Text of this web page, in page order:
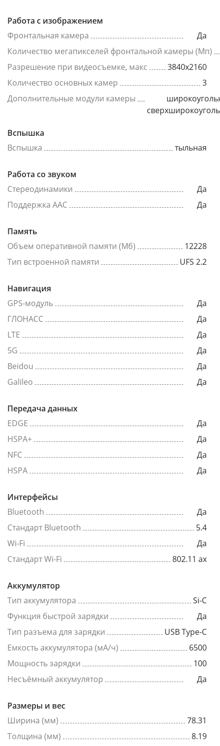
Работа с изображением
Фронтальная камера
Да
Количество мегапикселей фронтальной камеры (Мп)
Разрешение при видеосъемке, макс
3840x2160
Количество основных камер
3
Дополнительные модули камеры
Вспышка
Вспышка
тыльная
Работа со звуком
Стереодинамики
Да
Поддержка AAC
Да
Память
Объем оперативной памяти (Мб)
12228
Тип встроенной памяти
UFS 2.2
Навигация
GPS-модуль
Да
ГЛОНАСС
Да
LTE
Да
5G
Да
Beidou
Да
Galileo
Да
Передача данных
EDGE
Да
HSPA+
Да
NFC
Да
HSPA
Да
Интерфейсы
Bluetooth
Да
Стандарт Bluetooth
5.4
Wi-Fi
Да
Стандарт Wi-Fi
802.11 ax
Аккумулятор
Тип аккумулятора
Si-C
Функция быстрой зарядки
Да
Тип разъема для зарядки
USB Type-C
Емкость аккумулятора (мА/ч)
6500
Мощность зарядки
100
Несъёмный аккумулятор
Да
Размеры и вес
Ширина (мм)
78.31
Толщина (мм)
8.19